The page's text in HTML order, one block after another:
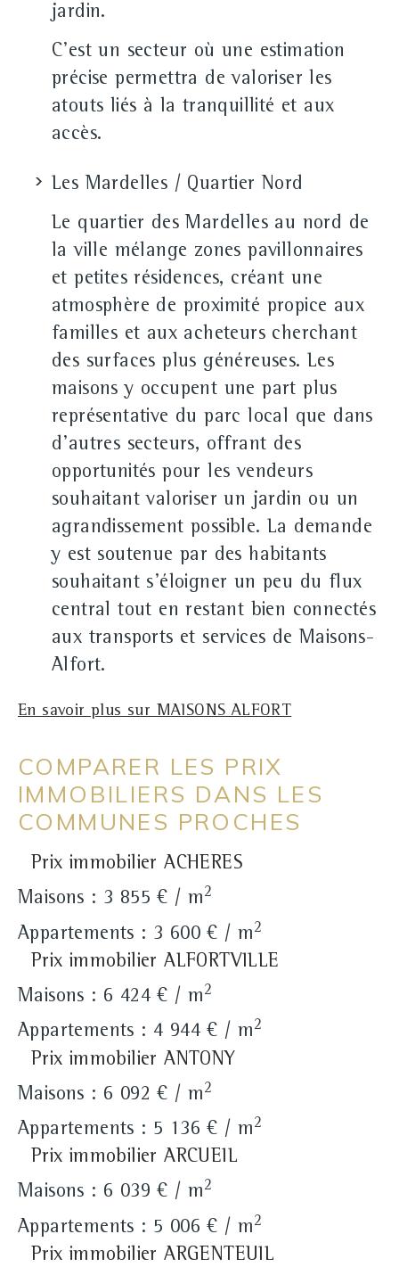
jardin.
C'est un secteur où une estimation
précise permettra de valoriser les
atouts liés à la tranquillité et aux
accès.
Les Mardelles / Quartier Nord
Le quartier des Mardelles au nord de
la ville mélange zones pavillonnaires
et petites résidences, créant une
atmosphère de proximité propice aux
familles et aux acheteurs cherchant
des surfaces plus généreuses. Les
maisons y occupent une part plus
représentative du parc local que dans
d'autres secteurs, offrant des
opportunités pour les vendeurs
souhaitant valoriser un jardin ou un
agrandissement possible. La demande
y est soutenue par des habitants
souhaitant s'éloigner un peu du flux
central tout en restant bien connectés
aux transports et services de Maisons-
Alfort.
En savoir plus sur MAISONS ALFORT
COMPARER LES PRIX
IMMOBILIERS DANS LES
COMMUNES PROCHES
Prix immobilier ACHERES
Maisons : 3 855 € / m2
Appartements : 3 600 € / m2
Prix immobilier ALFORTVILLE
Maisons : 6 424 € / m2
Appartements : 4 944 € / m2
Prix immobilier ANTONY
Maisons : 6 092 € / m2
Appartements : 5 136 € / m2
Prix immobilier ARCUEIL
Maisons : 6 039 € / m2
Appartements : 5 006 € / m2
Prix immobilier ARGENTEUIL